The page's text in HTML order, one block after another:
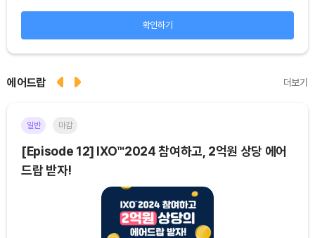
확인하기
에어드랍 더보기
일반 마감
[Episode 12] IXO™2024 참여하고, 2억원 상당 에어
드랍 받자!